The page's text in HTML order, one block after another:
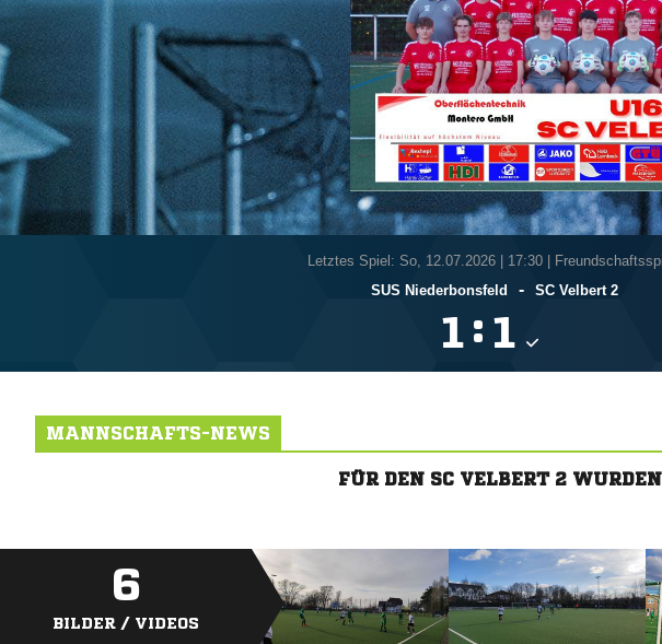
Letztes Spiel: So, 12.07.2026| 17:30 |
SUS Niederbonsfeld
- SC Velbert 2
 : 
MANNSCHAFTS-NEWS
FÜR DEN SC VELBERT 2
6
BILDER / VIDEOS